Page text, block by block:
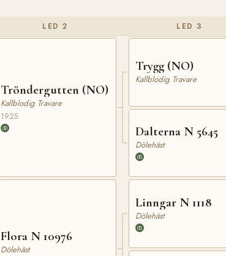
LED 2
Tröndergutten (NO)
Kallblodig Travare
1925
Flora N 10976
Dölehäst
LED 3
Trygg (NO)
Kallblodig Travare
Dalterna N 5645
Dölehäst
Linngar N 1118
Dölehäst